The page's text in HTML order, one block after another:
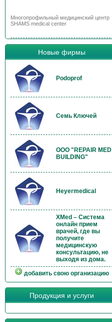
Многопрофильный медицинский центр
SHAMS medical center
Новые фирмы
Podoprof
Семь Ключей
OOO "REPAIR MED
BUILDING"
Heyermedical
XMed – Система
онлайн прием
врачей, где вы
получите
медицинскую
консультацию, не
выходя из дома.
добавить свою организацию
Продукция и услуги